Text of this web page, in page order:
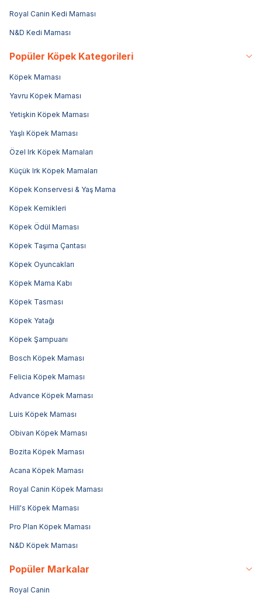
Royal Canin Kedi Maması
N&D Kedi Maması
Popüler Köpek Kategorileri
Köpek Maması
Yavru Köpek Maması
Yetişkin Köpek Maması
Yaşlı Köpek Maması
Özel Irk Köpek Mamaları
Küçük Irk Köpek Mamaları
Köpek Konservesi & Yaş Mama
Köpek Kemikleri
Köpek Ödül Maması
Köpek Taşıma Çantası
Köpek Oyuncakları
Köpek Mama Kabı
Köpek Tasması
Köpek Yatağı
Köpek Şampuanı
Bosch Köpek Maması
Felicia Köpek Maması
Advance Köpek Maması
Luis Köpek Maması
Obivan Köpek Maması
Bozita Köpek Maması
Acana Köpek Maması
Royal Canin Köpek Maması
Hill's Köpek Maması
Pro Plan Köpek Maması
N&D Köpek Maması
Popüler Markalar
Royal Canin